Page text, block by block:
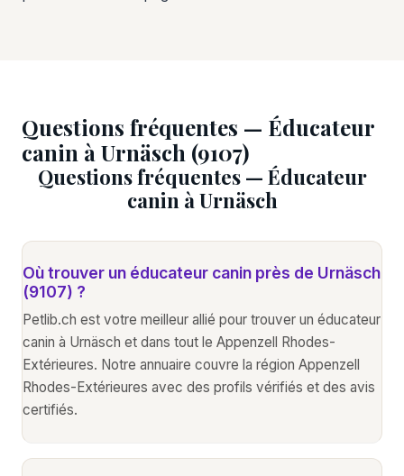
Questions fréquentes — Éducateur
canin à Urnäsch (9107)
Questions fréquentes — Éducateur
canin à Urnäsch
Où trouver un éducateur canin près de Urnäsch
(9107) ?
Petlib.ch est votre meilleur allié pour trouver un éducateur
canin à Urnäsch et dans tout le Appenzell Rhodes-
Extérieures. Notre annuaire couvre la région Appenzell
Rhodes-Extérieures avec des profils vérifiés et des avis
certifiés.